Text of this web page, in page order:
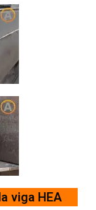
viga HEA